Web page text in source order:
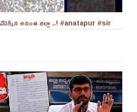
అనంత జిల్లా ..! #anatapur #sir